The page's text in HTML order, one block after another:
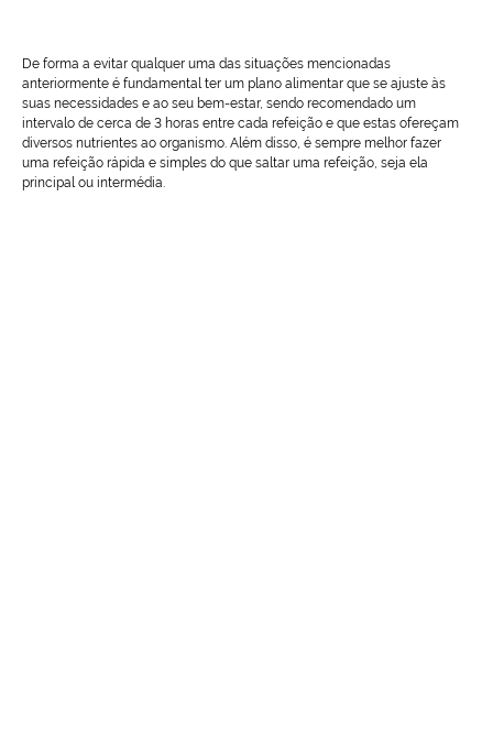
De forma a evitar qualquer uma das situações mencionadas
anteriormente é fundamental ter um plano alimentar que se ajuste às
suas necessidades e ao seu bem-estar, sendo recomendado um
intervalo de cerca de 3 horas entre cada refeição e que estas ofereçam
diversos nutrientes ao organismo. Além disso, é sempre melhor fazer
uma refeição rápida e simples do que saltar uma refeição, seja ela
principal ou intermédia.